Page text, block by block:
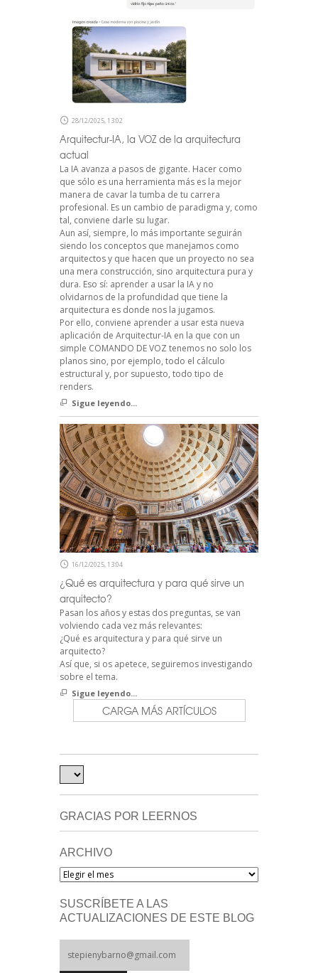
28/12/2025, 13:02
Arquitectur-IA, la VOZ de la arquitectura
actual
La IA avanza a pasos de gigante. Hacer como
que sólo es una herramienta más es la mejor
manera de cavar la tumba de tu carrera
profesional. Es un cambio de paradigma y, como
tal, conviene darle su lugar.
Aun así, siempre, lo más importante seguirán
siendo los conceptos que manejamos como
arquitectos y que hacen que un proyecto no sea
una mera construcción, sino arquitectura pura y
dura. Eso sí: aprender a usar la IA y no
olvidarnos de la profundidad que tiene la
arquitectura es donde nos la jugamos.
Por ello, conviene aprender a usar esta nueva
aplicación de Arquitectur-IA en la que con un
simple COMANDO DE VOZ tenemos no solo los
planos sino, por ejemplo, todo el cálculo
estructural y, por supuesto, todo tipo de
renders.
Sigue leyendo...
16/12/2025, 13:04
¿Qué es arquitectura y para qué sirve un
arquitecto?
Pasan los años y estas dos preguntas, se van
volviendo cada vez más relevantes:
¿Qué es arquitectura y para qué sirve un
arquitecto?
Así que, si os apetece, seguiremos investigando
sobre el tema.
Sigue leyendo...
CARGA MÁS ARTÍCULOS
GRACIAS POR LEERNOS
ARCHIVO
Archivo
SUSCRÍBETE A LAS
ACTUALIZACIONES DE ESTE BLOG